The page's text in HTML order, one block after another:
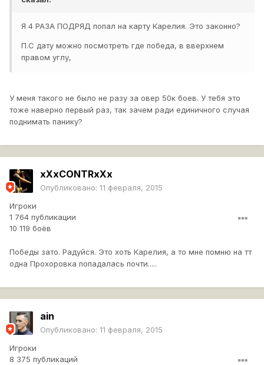
Я 4 РАЗА ПОДРЯД попал на карту Карелия. Это законно?
П.С дату можно посмотреть где победа, в вверхнем
правом углу,
У меня такого не было не разу за овер 50к боев. У тебя это
тоже наверно первый раз, так зачем ради единичного случая
поднимать панику?
xXxCONTRxXx
Опубликовано: 11 февраля, 2015
Игроки
1 764 публикации
10 119 боёв
Победы зато. Радуйся. Это хоть Карелия, а то мне помню на тт
одна Прохоровка попадалась почти.....
ain
Опубликовано: 11 февраля, 2015
Игроки
8 375 публикаций